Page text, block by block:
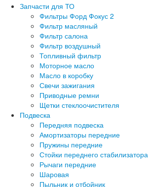
Запчасти для ТО
Фильтры Форд Фокус 2
Фильтр масляный
Фильтр салона
Фильтр воздушный
Топливный фильтр
Моторное масло
Масло в коробку
Свечи зажигания
Приводные ремни
Щетки стеклоочистителя
Подвеска
Передняя подвеска
Амортизаторы передние
Пружины передние
Стойки переднего стабилизатора
Рычаги передние
Шаровая
Пыльник и отбойник